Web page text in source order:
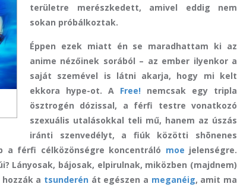
területre merészkedett, amivel eddig nem
sokan próbálkoztak.
Éppen ezek miatt én se maradhattam ki az
anime nézőinek sorából – az ember ilyenkor a
saját szemével is látni akarja, hogy mi kelt
ekkora hype-ot. A Free! nemcsak egy tripla
ösztrogén dózissal, a férfi testre vonatkozó
szexuális utalásokkal teli mű, hanem az úszás
iránti szenvedélyt, a fiúk közötti shōnenes
férfi célközönségre koncentráló moe jelenségre.
Lányosak, bájosak, elpirulnak, miközben (majdnem)
a tsunderén át egészen a meganéig, amit ma